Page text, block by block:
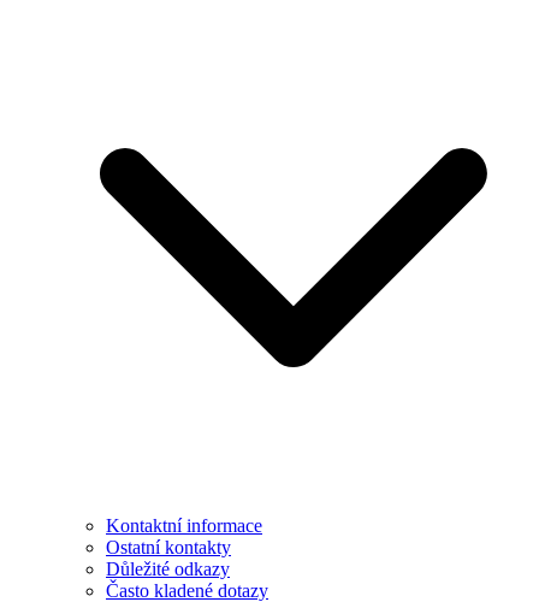
Kontaktní informace
Ostatní kontakty
Důležité odkazy
Často kladené dotazy